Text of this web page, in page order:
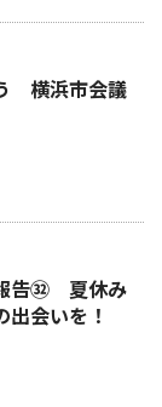
横浜市会議
告㉜ 夏休み
出会いを！